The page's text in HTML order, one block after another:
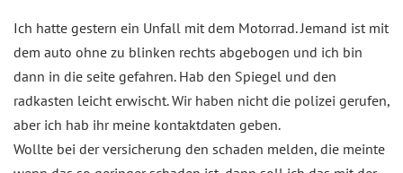
Ich hatte gestern ein Unfall mit dem Motorrad. Jemand ist mit
dem auto ohne zu blinken rechts abgebogen und ich bin
dann in die seite gefahren. Hab den Spiegel und den
radkasten leicht erwischt. Wir haben nicht die polizei gerufen,
aber ich hab ihr meine kontaktdaten geben.
Wollte bei der versicherung den schaden melden, die meinte